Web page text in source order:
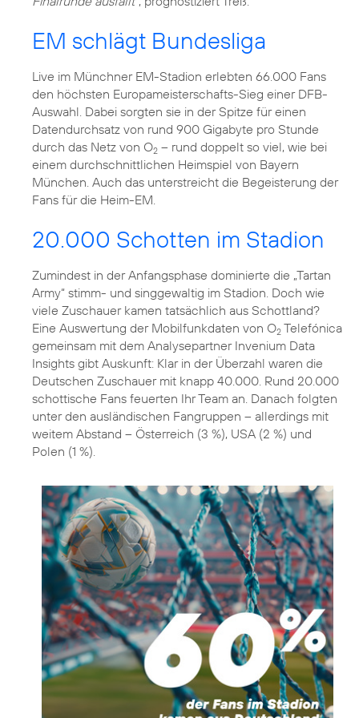
EM schlägt Bundesliga
Live im Münchner EM-Stadion erlebten 66.000 Fans
den höchsten Europameisterschafts-Sieg einer DFB-
Auswahl. Dabei sorgten sie in der Spitze für einen
Datendurchsatz von rund 900 Gigabyte pro Stunde
durch das Netz von O2 – rund doppelt so viel, wie bei
einem durchschnittlichen Heimspiel von Bayern
München. Auch das unterstreicht die Begeisterung der
Fans für die Heim-EM.
20.000 Schotten im Stadion
Zumindest in der Anfangsphase dominierte die „Tartan
Army“ stimm- und singgewaltig im Stadion. Doch wie
viele Zuschauer kamen tatsächlich aus Schottland?
Eine Auswertung der Mobilfunkdaten von O2 Telefónica
gemeinsam mit dem Analysepartner Invenium Data
Insights gibt Auskunft: Klar in der Überzahl waren die
Deutschen Zuschauer mit knapp 40.000. Rund 20.000
schottische Fans feuerten Ihr Team an. Danach folgten
unter den ausländischen Fangruppen – allerdings mit
weitem Abstand – Österreich (3 %), USA (2 %) und
Polen (1 %).